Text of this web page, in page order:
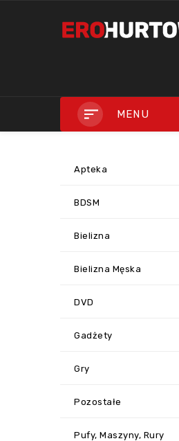
MENU
Apteka
BDSM
Bielizna
Bielizna Męska
DVD
Gadżety
Gry
Pozostałe
Pufy, Maszyny, Rury